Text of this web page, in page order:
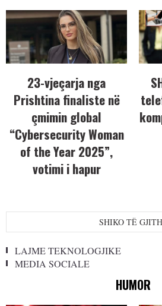
23-vjeçarja nga
Prishtina finaliste në
çmimin global
“Cybersecurity Woman
of the Year 2025”,
votimi i hapur
SHIKO TË
LAJME TEKNOLOGJIKE
MEDIA SOCIALE
HUMOR